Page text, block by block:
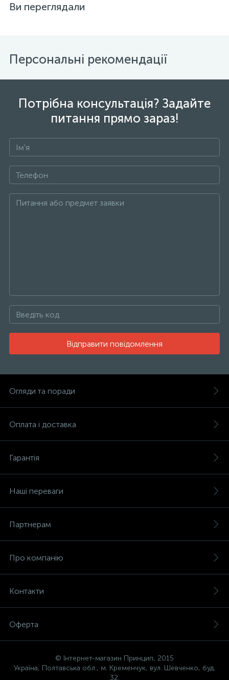
Ви переглядали
Персональні рекомендації
Потрібна консультація? Задайте
питання прямо зараз!
Відправити повідомлення
Огляди та поради
Оплата і доставка
Гарантія
Наші переваги
Партнерам
Про компанію
Контакти
Оферта
© Інтернет-магазин Принцип, 2015
Україна, Полтавська обл., м. Кременчук, вул. Шевченко, буд.
32.